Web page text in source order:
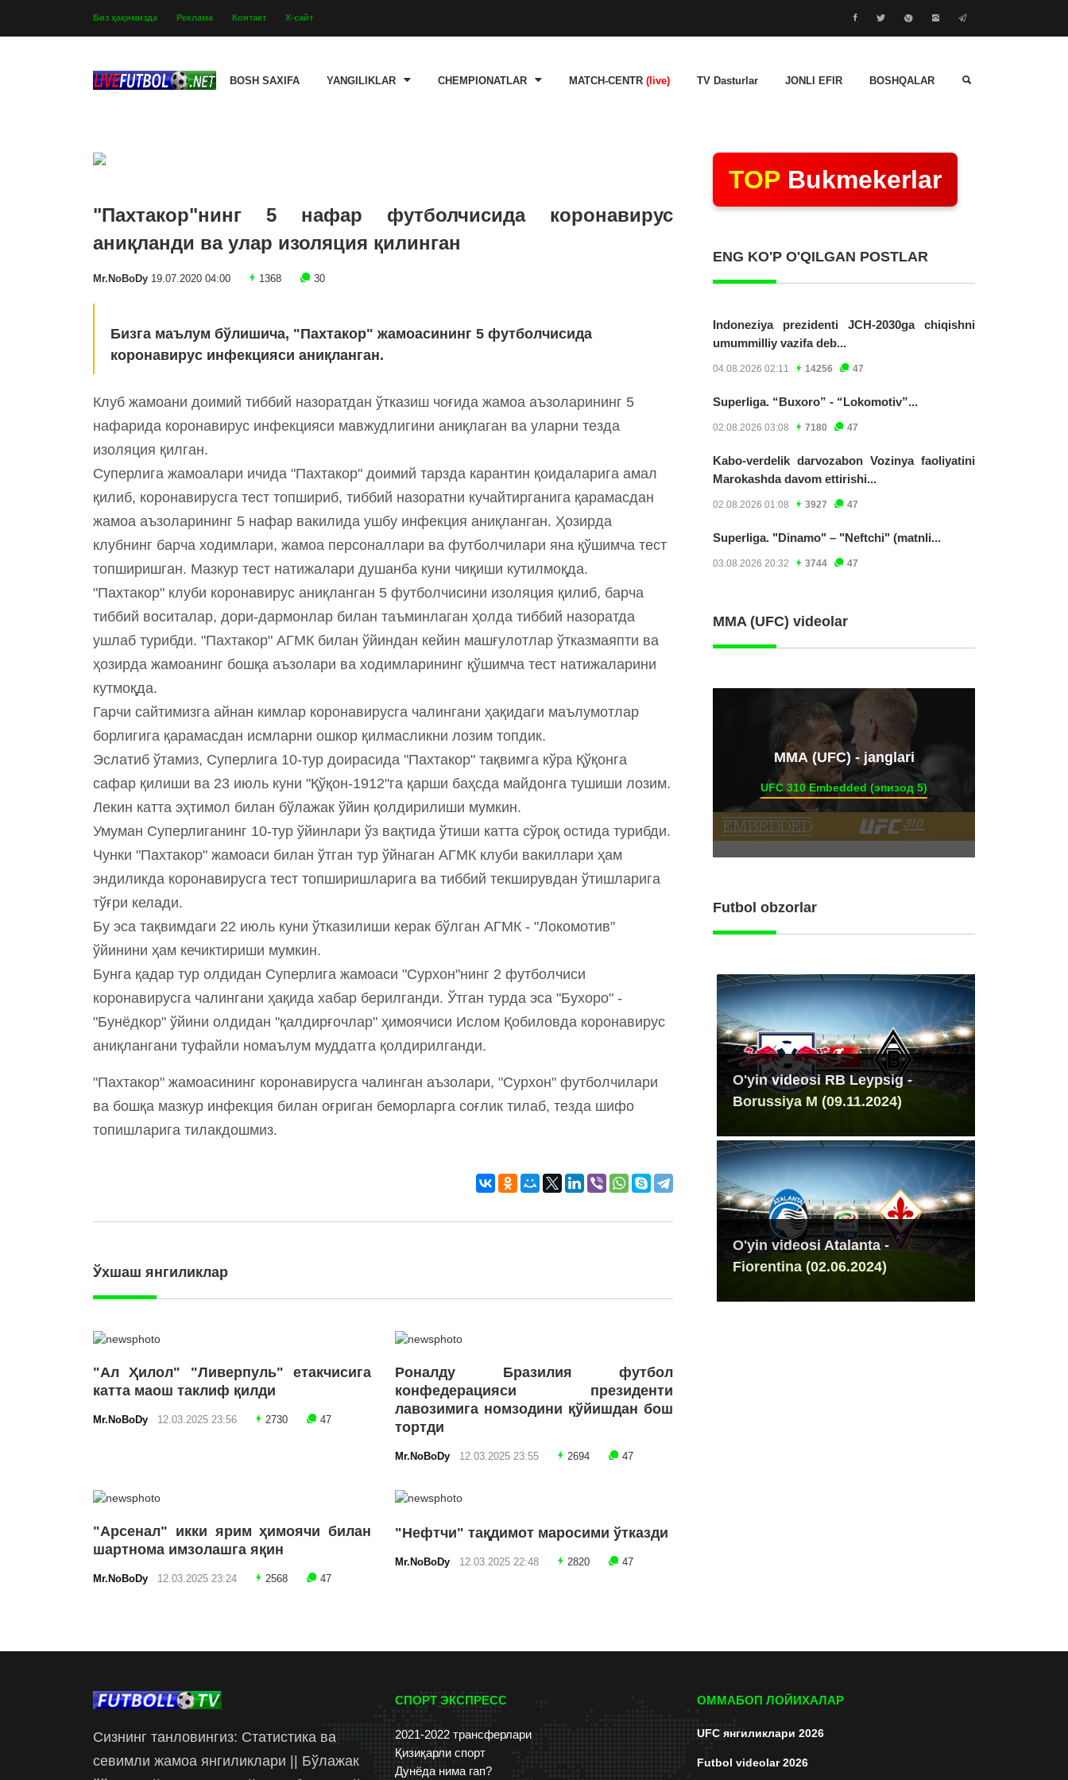
Биз ҳақимизда Реклама Контакт Х-сайт
BOSH SAXIFA YANGILIKLAR CHEMPIONATLAR MATCH-CENTR (live) TV Dasturlar JONLI EFIR BOSHQALAR
"Пахтакор"нинг 5 нафар футболчисида коронавирус
аниқланди ва улар изоляция қилинган
Mr.NoBoDy 19.07.2020 04:00 1368 30
Бизга маълум бўлишича, "Пахтакор" жамоасининг 5 футболчисида
коронавирус инфекцияси аниқланган.
Клуб жамоани доимий тиббий назоратдан ўтказиш чоғида жамоа аъзоларининг 5
нафарида коронавирус инфекцияси мавжудлигини аниқлаган ва уларни тезда
изоляция қилган.
Суперлига жамоалари ичида "Пахтакор" доимий тарзда карантин қоидаларига амал
қилиб, коронавирусга тест топшириб, тиббий назоратни кучайтирганига қарамасдан
жамоа аъзоларининг 5 нафар вакилида ушбу инфекция аниқланган. Ҳозирда
клубнинг барча ходимлари, жамоа персоналлари ва футболчилари яна қўшимча тест
топширишган. Мазкур тест натижалари душанба куни чиқиши кутилмоқда.
"Пахтакор" клуби коронавирус аниқланган 5 футболчисини изоляция қилиб, барча
тиббий воситалар, дори-дармонлар билан таъминлаган ҳолда тиббий назоратда
ушлаб турибди. "Пахтакор" АГМК билан ўйиндан кейин машғулотлар ўтказмаяпти ва
ҳозирда жамоанинг бошқа аъзолари ва ходимларининг қўшимча тест натижаларини
кутмоқда.
Гарчи сайтимизга айнан кимлар коронавирусга чалингани ҳақидаги маълумотлар
борлигига қарамасдан исмларни ошкор қилмасликни лозим топдик.
Эслатиб ўтамиз, Суперлига 10-тур доирасида "Пахтакор" тақвимга кўра Қўқонга
сафар қилиши ва 23 июль куни "Қўқон-1912"га қарши баҳсда майдонга тушиши лозим.
Лекин катта эҳтимол билан бўлажак ўйин қолдирилиши мумкин.
Умуман Суперлиганинг 10-тур ўйинлари ўз вақтида ўтиши катта сўроқ остида турибди.
Чунки "Пахтакор" жамоаси билан ўтган тур ўйнаган АГМК клуби вакиллари ҳам
эндиликда коронавирусга тест топширишларига ва тиббий текширувдан ўтишларига
тўғри келади.
Бу эса тақвимдаги 22 июль куни ўтказилиши керак бўлган АГМК - "Локомотив"
ўйинини ҳам кечиктириши мумкин.
Бунга қадар тур олдидан Суперлига жамоаси "Сурхон"нинг 2 футболчиси
коронавирусга чалингани ҳақида хабар берилганди. Ўтган турда эса "Бухоро" -
"Бунёдкор" ўйини олдидан "қалдирғочлар" ҳимоячиси Ислом Қобиловда коронавирус
аниқлангани туфайли номаълум муддатга қолдирилганди.
"Пахтакор" жамоасининг коронавирусга чалинган аъзолари, "Сурхон" футболчилари
ва бошқа мазкур инфекция билан оғриган беморларга соғлик тилаб, тезда шифо
топишларига тилакдошмиз.
Ўхшаш янгиликлар
"Ал Ҳилол" "Ливерпуль" етакчисига
катта маош таклиф қилди
Mr.NoBoDy 12.03.2025 23:56 2730 47
Роналду Бразилия футбол
конфедерацияси президенти
лавозимига номзодини қўйишдан бош
тортди
Mr.NoBoDy 12.03.2025 23:55 2694 47
"Арсенал" икки ярим ҳимоячи билан
шартнома имзолашга яқин
Mr.NoBoDy 12.03.2025 23:24 2568 47
"Нефтчи" тақдимот маросими ўтказди
Mr.NoBoDy 12.03.2025 22:48 2820 47
TOP Bukmekerlar
ENG KO'P O'QILGAN POSTLAR
Indoneziya prezidenti JCH-2030ga chiqishni
umummilliy vazifa deb...
04.08.2026 02:11 14256 47
Superliga. “Buxoro” - “Lokomotiv”...
02.08.2026 03:08 7180 47
Kabo-verdelik darvozabon Vozinya faoliyatini
Marokashda davom ettirishi...
02.08.2026 01:08 3927 47
Superliga. "Dinamo" – "Neftchi" (matnli...
03.08.2026 20:32 3744 47
MMA (UFC) videolar
ММА (UFC) - janglari
UFC 310 Embedded (эпизод 5)
Futbol obzorlar
O'yin videosi RB Leypsig -
Borussiya M (09.11.2024)
O'yin videosi Atalanta -
Fiorentina (02.06.2024)
Сизнинг танловингиз: Статистика ва
севимли жамоа янгиликлари || Бўлажак
СПОРТ ЭКСПРЕСС
2021-2022 трансферлари
Қизиқарли спорт
Дунёда нима гап?
ОММАБОП ЛОЙИХАЛАР
UFC янгиликлари 2026
Futbol videolar 2026